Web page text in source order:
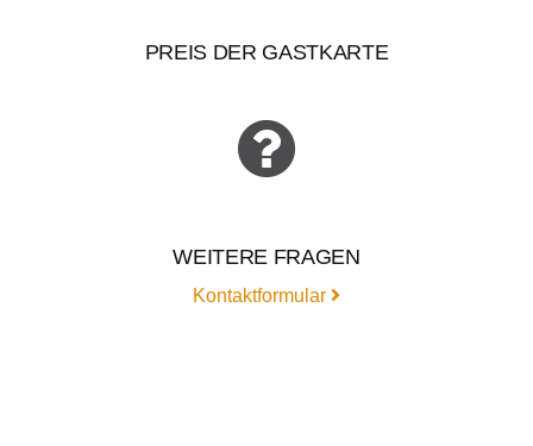
PREIS DER GASTKARTE
WEITERE FRAGEN
Kontaktformular